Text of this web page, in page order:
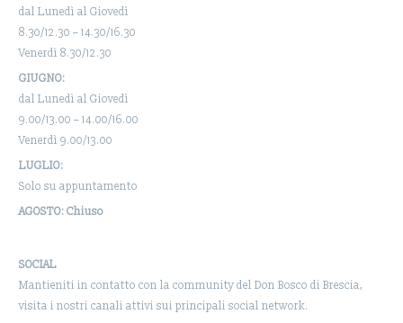
dal Lunedì al Giovedì
8.30/12.30 – 14.30/16.30
Venerdì 8.30/12.30
GIUGNO:
dal Lunedì al Giovedì
9.00/13.00 – 14.00/16.00
Venerdì 9.00/13.00
LUGLIO:
Solo su appuntamento
AGOSTO: Chiuso
SOCIAL
Mantieniti in contatto con la community del Don Bosco di Brescia,
visita i nostri canali attivi sui principali social network.